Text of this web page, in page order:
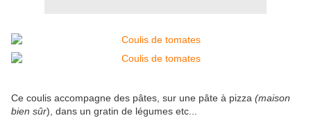
Ce coulis accompagne des pâtes, sur une pâte à pizza (maison
bien sûr), dans un gratin de légumes etc...